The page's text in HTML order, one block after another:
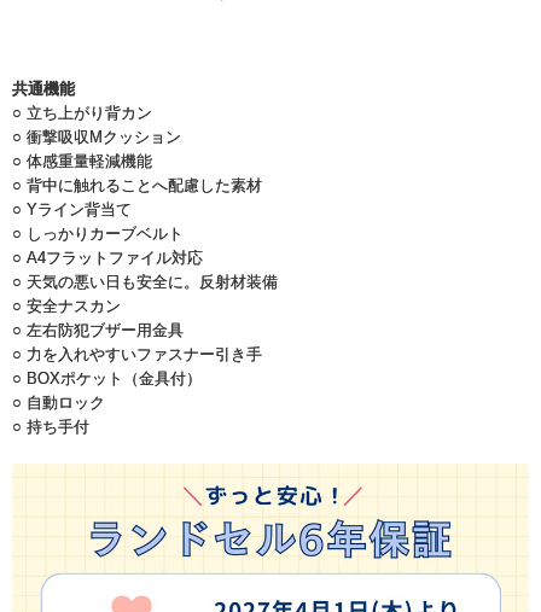
共通機能
○ 立ち上がり背カン
○ 衝撃吸収Mクッション
○ 体感重量軽減機能
○ 背中に触れることへ配慮した素材
○ Yライン背当て
○ しっかりカーブベルト
○ A4フラットファイル対応
○ 天気の悪い日も安全に。反射材装備
○ 安全ナスカン
○ 左右防犯ブザー用金具
○ 力を入れやすいファスナー引き手
○ BOXポケット（金具付）
○ 自動ロック
○ 持ち手付